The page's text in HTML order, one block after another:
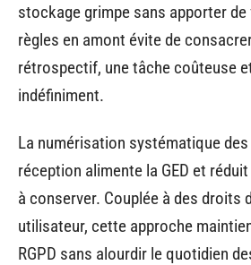
stockage grimpe sans apporter
règles en amont évite de
rétrospectif, une tâche coûteuse
indéfiniment.
La numérisation systématique
réception alimente la GED et
à conserver. Couplée à des droits
utilisateur, cette approche
RGPD sans alourdir le quotidien